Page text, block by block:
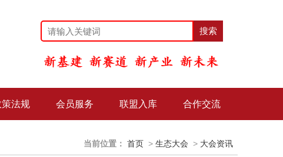
策法规 会员服务 联盟入库 合作交流
当前位置： 首页 > 生态大会 > 大会资讯